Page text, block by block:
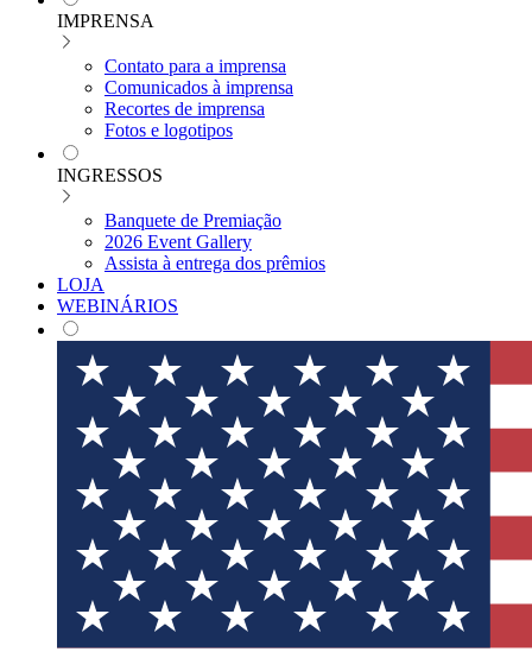
IMPRENSA
Contato para a imprensa
Comunicados à imprensa
Recortes de imprensa
Fotos e logotipos
INGRESSOS
Banquete de Premiação
2026 Event Gallery
Assista à entrega dos prêmios
LOJA
WEBINÁRIOS